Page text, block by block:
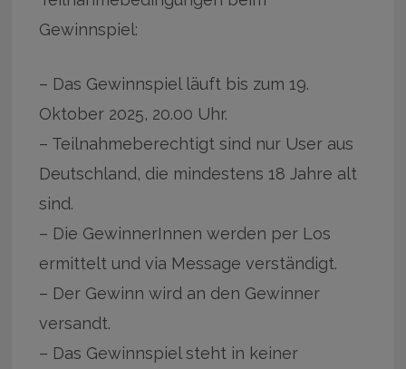
Gewinnspiel:
– Das Gewinnspiel läuft bis zum 19.
Oktober 2025, 20.00 Uhr.
– Teilnahmeberechtigt sind nur User aus
Deutschland, die mindestens 18 Jahre alt
sind.
– Die GewinnerInnen werden per Los
ermittelt und via Message verständigt.
– Der Gewinn wird an den Gewinner
versandt.
– Das Gewinnspiel steht in keiner